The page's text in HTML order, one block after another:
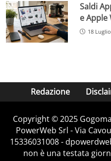
Saldi
e Apple
18
Redazione
Copyright © 2025
PowerWeb Srl - Via
15336031008 -
non è una testata